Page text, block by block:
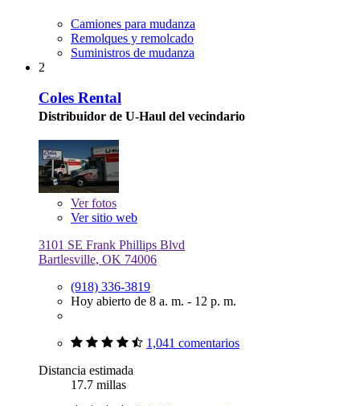
Camiones para mudanza
Remolques y remolcado
Suministros de mudanza
2
Coles Rental
Distribuidor de U-Haul del vecindario
Verfotos
Ver sitio web
3101 SE Frank Phillips Blvd
Bartlesville, OK 74006
(918) 336-3819
Hoy abierto de 8 a. m. - 12 p. m.
1,041 comentarios
Distancia estimada
17.7 millas